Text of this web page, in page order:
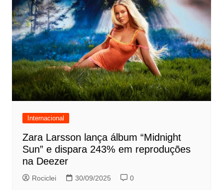
Internacional
Zara Larsson lança álbum “Midnight
Sun” e dispara 243% em reproduções
na Deezer
Rociclei 30/09/2025 0